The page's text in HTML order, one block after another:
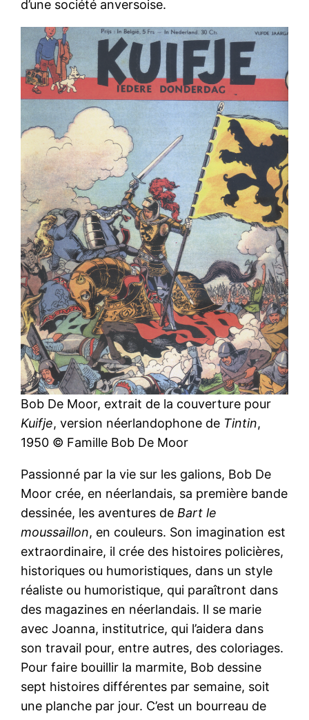
d’une société anversoise.
Bob De Moor, extrait de la couverture pour
Kuifje, version néerlandophone de Tintin,
1950 © Famille Bob De Moor
Passionné par la vie sur les galions, Bob De
Moor crée, en néerlandais, sa première bande
dessinée, les aventures deBart le
moussaillon, en couleurs. Son imagination est
extraordinaire, il crée des histoires policières,
historiques ou humoristiques, dans un style
réaliste ou humoristique, qui paraîtront dans
des magazines en néerlandais. Il se marie
avec Joanna, institutrice, qui l’aidera dans
son travail pour, entre autres, des coloriages.
Pour faire bouillir la marmite, Bob dessine
sept histoires différentes par semaine, soit
une planche par jour. C’est un bourreau de